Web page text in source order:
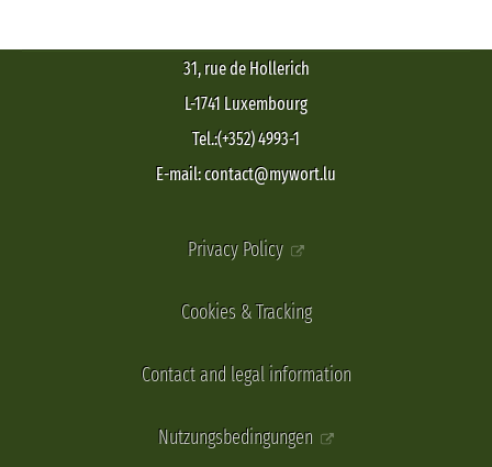
31, rue de Hollerich
L-1741 Luxembourg
Tel.:(+352) 4993-1
E-mail: contact@mywort.lu
Privacy Policy
Cookies & Tracking
Contact and legal information
Nutzungsbedingungen